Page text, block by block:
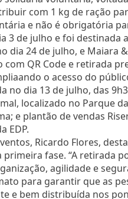
com 1 kg de ração
e não é obrigatória
3 de julho e foi destinada
dia 24 de julho, e Maiara
QR Code e retirada
o acesso do
no dia 13 de julho, das
localizado no Parque
e plantão de vendas
EDP.
Ricardo Flores,
fase. “A retirada
agilidade e
para garantir que as
e bem distribuída nos